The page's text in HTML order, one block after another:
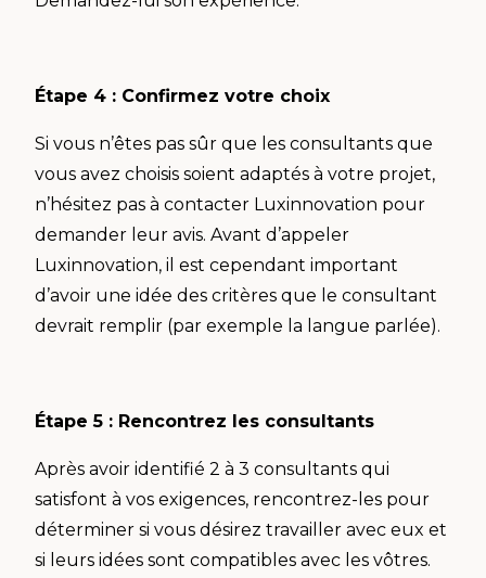
Étape 4 : Confirmez votre choix
Si vous n’êtes pas sûr que les consultants que
vous avez choisis soient adaptés à votre projet,
n’hésitez pas à contacter Luxinnovation pour
demander leur avis. Avant d’appeler
Luxinnovation, il est cependant important
d’avoir une idée des critères que le consultant
devrait remplir (par exemple la langue parlée).
Étape 5 : Rencontrez les consultants
Après avoir identifié 2 à 3 consultants qui
satisfont à vos exigences, rencontrez-les pour
déterminer si vous désirez travailler avec eux et
si leurs idées sont compatibles avec les vôtres.